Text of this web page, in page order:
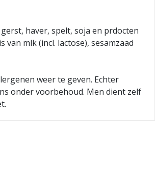
gerst, haver, spelt, soja en prdocten
mlk (incl. lactose), sesamzaad
weer te geven. Echter
onder voorbehoud. Men dient zelf